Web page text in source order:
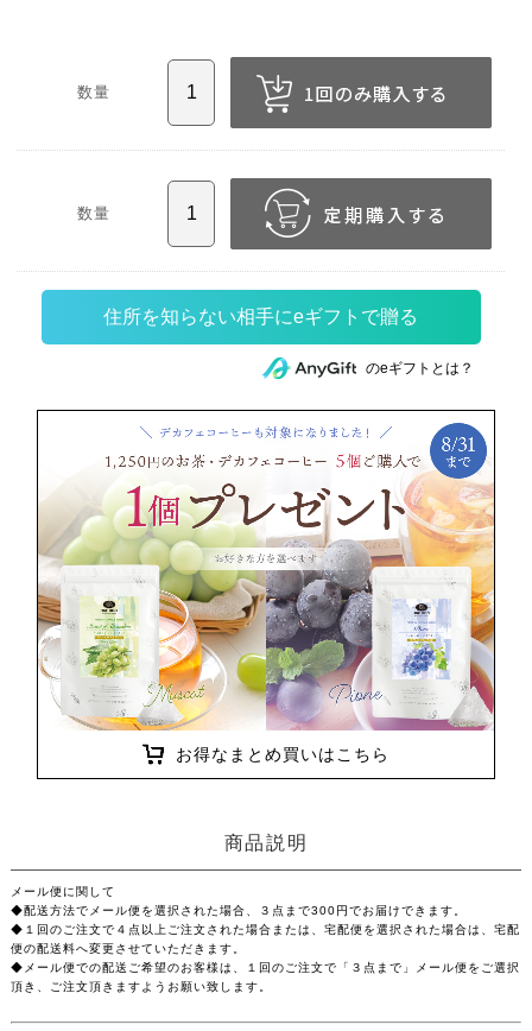
数量
数量
住所を知らない相手にeギフトで贈る
のeギフトとは？
お得なまとめ買いはこちら
商品説明
メール便に関して
◆配送方法でメール便を選択された場合、３点まで300円でお届けできます。
◆１回のご注文で４点以上ご注文された場合または、宅配便を選択された場合は、宅配
便の配送料へ変更させていただきます。
◆メール便での配送ご希望のお客様は、１回のご注文で「３点まで」メール便をご選択
頂き、ご注文頂きますようお願い致します。